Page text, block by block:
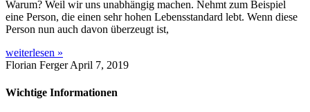
Warum? Weil wir uns unabhängig machen. Nehmt zum Beispiel
eine Person, die einen sehr hohen Lebensstandard lebt. Wenn diese
Person nun auch davon überzeugt ist,
weiterlesen »
Florian FergerApril 7, 2019
Wichtige Informationen